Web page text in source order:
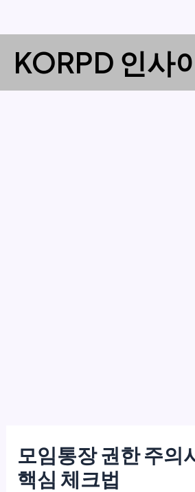
KORPD 인사
모임통장 권한 주의
핵심 체크법